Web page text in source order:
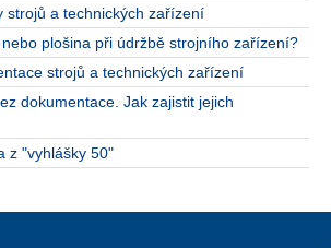
strojů a technických zařízení
plošina při údržbě strojního zařízení?
strojů a technických zařízení
dokumentace. Jak zajistit jejich
z "vyhlášky 50"